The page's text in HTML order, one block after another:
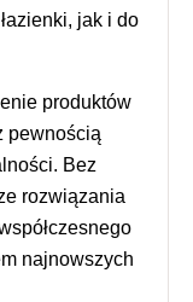
jak i do
produktów
pewnością
Bez
rozwiązania
najnowszych